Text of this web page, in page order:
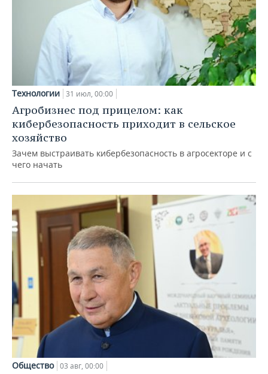
Технологии 31 июл, 00:00
Агробизнес под прицелом: как
кибербезопасность приходит в сельское
хозяйство
Зачем выстраивать кибербезопасность в агросекторе и с
чего начать
Общество 03 авг, 00:00